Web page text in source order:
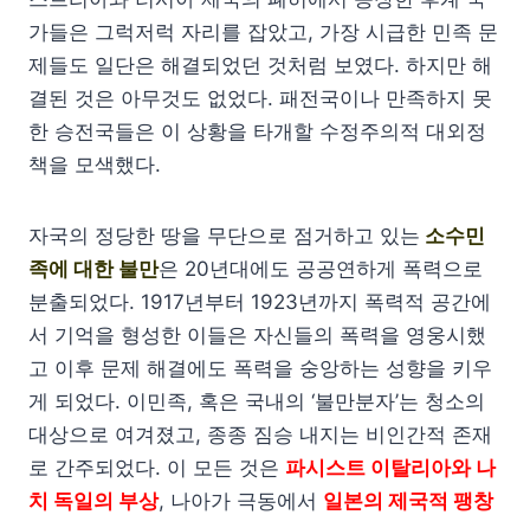
가들은 그럭저럭 자리를 잡았고, 가장 시급한 민족 문
제들도 일단은 해결되었던 것처럼 보였다. 하지만 해
결된 것은 아무것도 없었다. 패전국이나 만족하지 못
한 승전국들은 이 상황을 타개할 수정주의적 대외정
책을 모색했다.
자국의 정당한 땅을 무단으로 점거하고 있는 소수민
족에 대한 불만은 20년대에도 공공연하게 폭력으로
분출되었다. 1917년부터 1923년까지 폭력적 공간에
서 기억을 형성한 이들은 자신들의 폭력을 영웅시했
고 이후 문제 해결에도 폭력을 숭앙하는 성향을 키우
게 되었다. 이민족, 혹은 국내의 ‘불만분자’는 청소의
대상으로 여겨졌고, 종종 짐승 내지는 비인간적 존재
로 간주되었다. 이 모든 것은 파시스트 이탈리아와 나
치 독일의 부상, 나아가 극동에서 일본의 제국적 팽창